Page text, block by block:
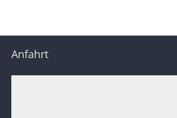
Anfahrt